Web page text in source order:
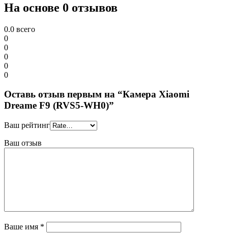
На основе 0 отзывов
0.0 всего
0
0
0
0
0
Оставь отзыв первым на “Камера Xiaomi
Dreame F9 (RVS5-WH0)”
Ваш рейтинг
Ваш отзыв
Ваше имя *